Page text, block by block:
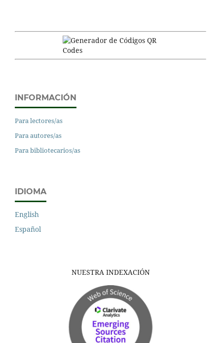
INFORMACIÓN
Para lectores/as
Para autores/as
Para bibliotecarios/as
IDIOMA
English
Español
NUESTRA INDEXACIÓN